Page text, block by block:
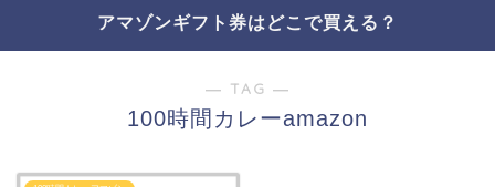
アマゾンギフト券はどこで買える？
― TAG ―
100時間カレーamazon